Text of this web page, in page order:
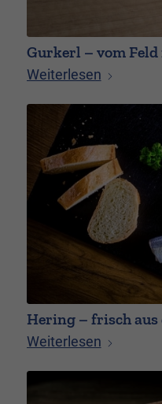
Gurkerl – vom Feld
Weiterlesen
Hering – frisch aus
Weiterlesen